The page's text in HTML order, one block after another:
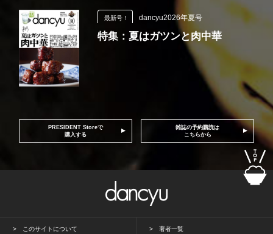
最新号！ dancyu2026年夏号
特集：夏はガツンと肉中華
PRESIDENT Storeで
購入する
雑誌の予約購読は
こちらから
このサイトについて 著者一覧